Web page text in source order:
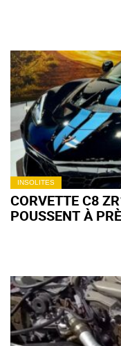
INSOLITES
CORVETTE C8
POUSSENT À